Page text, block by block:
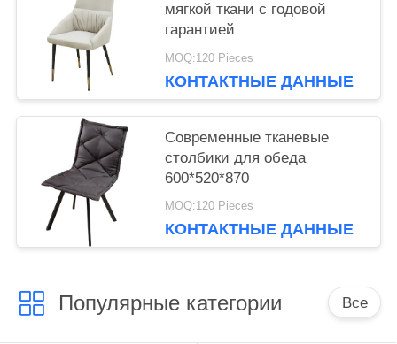
мягкой ткани с годовой
гарантией
MOQ:120 Pieces
КОНТАКТНЫЕ ДАННЫЕ
Современные тканевые
столбики для обеда
600*520*870
MOQ:120 Pieces
КОНТАКТНЫЕ ДАННЫЕ
Популярные категории Все